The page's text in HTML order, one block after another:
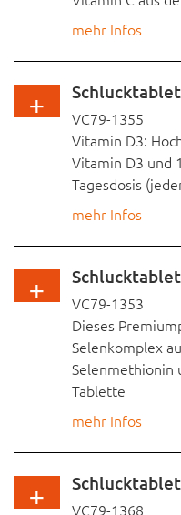
Nachname
Straße, Hausnr.
Ort
Telefonnummer
E-Mail Adresse
mehr Infos
Eisen-
besonders gut
verträglich.
Dieses Produkt
Gelatine, ohne
unerwünschte
ohne Gluten und
HERGESTELLT
streng
Fragen Sie nach
Vitamin D3:
Vitamin D3 und
Tagesdosis
mehr Infos
OHNE
Stabilisatoren,
auch
ohne
Für Vegetarier
Deutschland
ausschließlich
international
Fragen Sie nach
VC79-1355
Dieses
Selenkomplex
Selenmethionin
Tablette
mehr Infos
Das
Zellregulation,
VC79-1353
VC79-1368